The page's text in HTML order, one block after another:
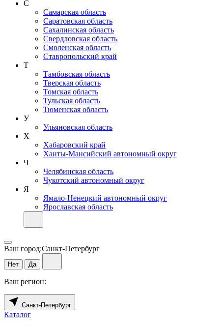
С
Самарская область
Саратовская область
Сахалинская область
Свердловская область
Смоленская область
Ставропольский край
Т
Тамбовская область
Тверская область
Томская область
Тульская область
Тюменская область
У
Ульяновская область
Х
Хабаровский край
Ханты-Мансийский автономный округ
Ч
Челябинская область
Чукотский автономный округ
Я
Ямало-Ненецкий автономный округ
Ярославская область
Ваш город:Санкт-Петербург
Нет Да
Ваш регион:
Санкт-Петербург
Каталог